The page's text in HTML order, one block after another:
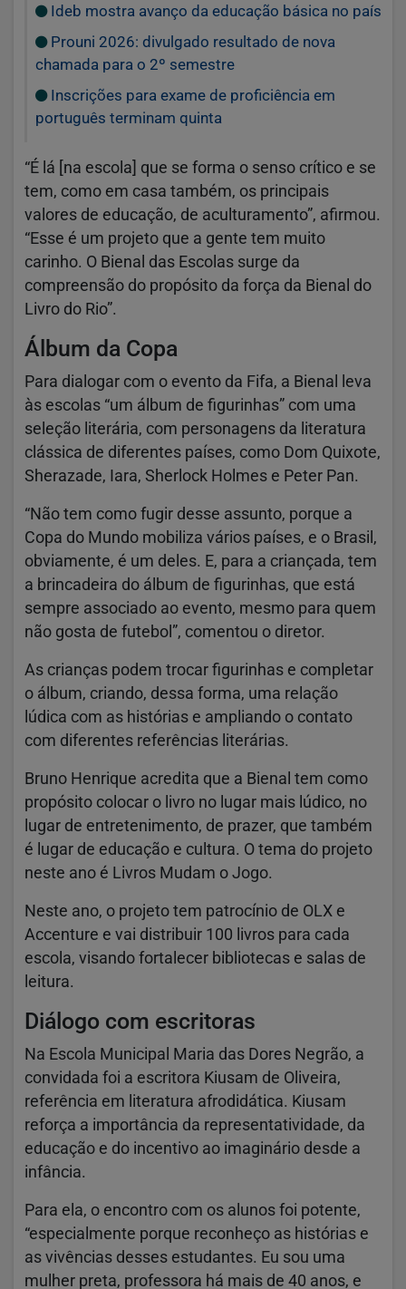
Ideb mostra avanço da educação básica no país
Prouni 2026: divulgado resultado de nova
chamada para o 2º semestre
Inscrições para exame de proficiência em
português terminam quinta
“É lá [na escola] que se forma o senso crítico e se
tem, como em casa também, os principais
valores de educação, de aculturamento”, afirmou.
“Esse é um projeto que a gente tem muito
carinho. O Bienal das Escolas surge da
compreensão do propósito da força da Bienal do
Livro do Rio”.
Álbum da Copa
Para dialogar com o evento da Fifa, a Bienal leva
às escolas “um álbum de figurinhas” com uma
seleção literária, com personagens da literatura
clássica de diferentes países, como Dom Quixote,
Sherazade, Iara, Sherlock Holmes e Peter Pan.
“Não tem como fugir desse assunto, porque a
Copa do Mundo mobiliza vários países, e o Brasil,
obviamente, é um deles. E, para a criançada, tem
a brincadeira do álbum de figurinhas, que está
sempre associado ao evento, mesmo para quem
não gosta de futebol”, comentou o diretor.
As crianças podem trocar figurinhas e completar
o álbum, criando, dessa forma, uma relação
lúdica com as histórias e ampliando o contato
com diferentes referências literárias.
Bruno Henrique acredita que a Bienal tem como
propósito colocar o livro no lugar mais lúdico, no
lugar de entretenimento, de prazer, que também
é lugar de educação e cultura. O tema do projeto
neste ano é Livros Mudam o Jogo.
Neste ano, o projeto tem patrocínio de OLX e
Accenture e vai distribuir 100 livros para cada
escola, visando fortalecer bibliotecas e salas de
leitura.
Diálogo com escritoras
Na Escola Municipal Maria das Dores Negrão, a
convidada foi a escritora Kiusam de Oliveira,
referência em literatura afrodidática. Kiusam
reforça a importância da representatividade, da
educação e do incentivo ao imaginário desde a
infância.
Para ela, o encontro com os alunos foi potente,
“especialmente porque reconheço as histórias e
as vivências desses estudantes. Eu sou uma
mulher preta, professora há mais de 40 anos, e